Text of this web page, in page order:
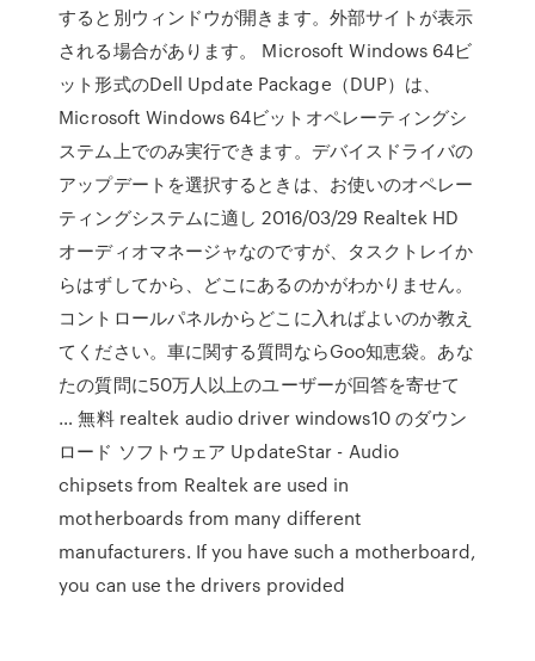
すると別ウィンドウが開きます。外部サイトが表示
される場合があります。 Microsoft Windows 64ビ
ット形式のDell Update Package（DUP）は、
Microsoft Windows 64ビットオペレーティングシ
ステム上でのみ実行できます。デバイスドライバの
アップデートを選択するときは、お使いのオペレー
ティングシステムに適し 2016/03/29 Realtek HD
オーディオマネージャなのですが、タスクトレイか
らはずしてから、どこにあるのかがわかりません。
コントロールパネルからどこに入ればよいのか教え
てください。車に関する質問ならGoo知恵袋。あな
たの質問に50万人以上のユーザーが回答を寄せて
… 無料 realtek audio driver windows10 のダウン
ロード ソフトウェア UpdateStar - Audio
chipsets from Realtek are used in
motherboards from many different
manufacturers. If you have such a motherboard,
you can use the drivers provided